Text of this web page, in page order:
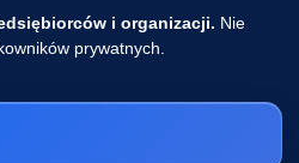
i organizacji. Nie
prywatnych.